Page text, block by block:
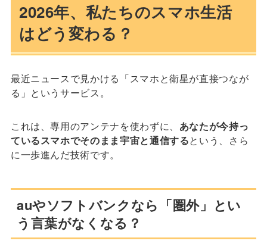
2026年、私たちのスマホ生活
はどう変わる？
最近ニュースで見かける「スマホと衛星が直接つなが
る」というサービス。
これは、専用のアンテナを使わずに、 あなたが今持っ
ているスマホでそのまま宇宙と通信するという、さら
に一歩進んだ技術です。
auやソフトバンクなら「圏外」とい
う言葉がなくなる？